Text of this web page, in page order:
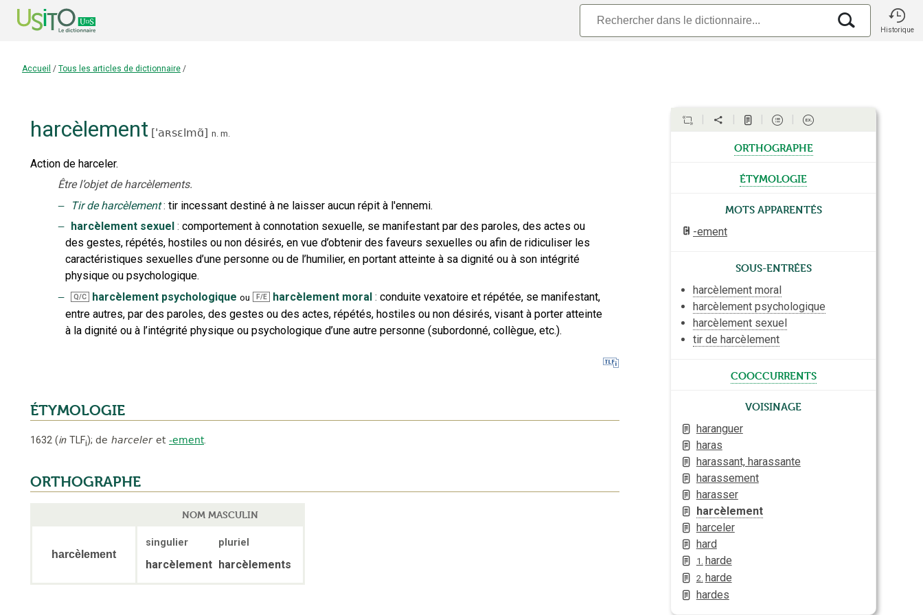
Historique
Accueil / Tous les articles de dictionnaire /
harcèlement ['aʀsɛlmɑ̃] n. m.
Action de harceler.
Être l’objet de harcèlements.
‒
Tir de harcèlement : tir incessant destiné à ne laisser aucun répit à l'ennemi.
‒
harcèlement sexuel : comportement à connotation sexuelle, se manifestant par des paroles, des actes ou
des gestes, répétés, hostiles ou non désirés, en vue d’obtenir des faveurs sexuelles ou afin de ridiculiser les
caractéristiques sexuelles d’une personne ou de l’humilier, en portant atteinte à sa dignité ou à son intégrité
physique ou psychologique.
‒
Q/C harcèlement psychologique ou F/E harcèlement moral : conduite vexatoire et répétée, se manifestant,
entre autres, par des paroles, des gestes ou des actes, répétés, hostiles ou non désirés, visant à porter atteinte
à la dignité ou à l’intégrité physique ou psychologique d’une autre personne (subordonné, collègue, etc.).
ÉTYMOLOGIE
1632 (in TLFi); de harceler et -ement.
ORTHOGRAPHE
NOM MASCULIN
harcèlement
singulier pluriel
harcèlement harcèlements
orthographe
étymologie
Mots apparentés
-ement
Sous-entrées
harcèlement moral
harcèlement psychologique
harcèlement sexuel
tir de harcèlement
cooccurrents
Voisinage
haranguer
haras
harassant, harassante
harassement
harasser
harcèlement
harceler
hard
1. harde
2. harde
hardes